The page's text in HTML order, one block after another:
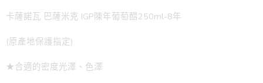
卡薩諾瓦 巴薩米克 IGP陳年葡萄醋250ml-8年
(原產地保護指定)
★合適的密度光澤、色澤